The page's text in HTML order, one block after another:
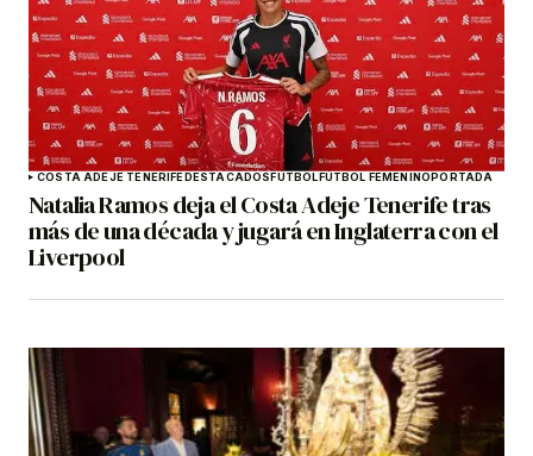
COSTA ADEJE TENERIFEDESTACADOSFÚTBOLFÚTBOL FEMENINOPORTADA
Natalia Ramos deja el Costa Adeje Tenerife tras
más de una década y jugará en Inglaterra con el
Liverpool